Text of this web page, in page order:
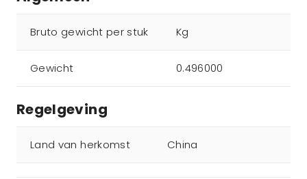
Bruto gewicht per stuk Kg
Gewicht 0.496000
Regelgeving
Land van herkomst China